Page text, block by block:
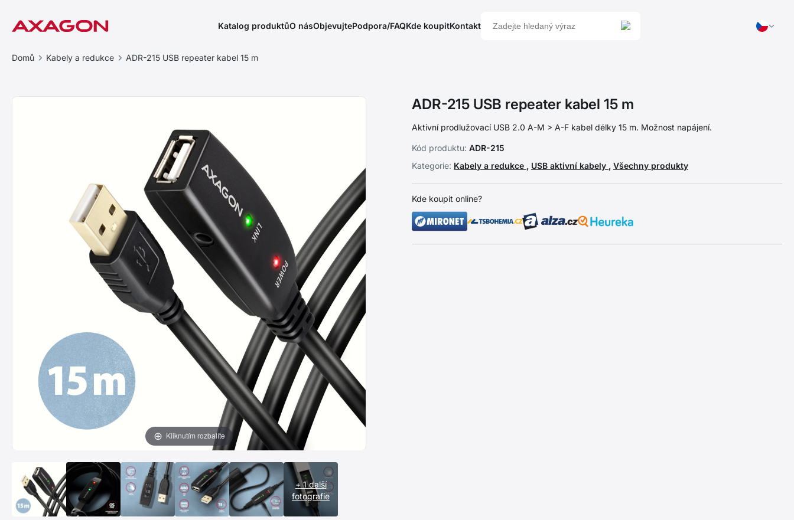
Katalog produktůO násObjevujtePodpora/FAQKde koupitKontakt
Domů Kabely a redukce ADR-215 USB repeater kabel 15 m
Kliknutím rozbalíte
+ 1 další
fotografie
ADR-215 USB repeater kabel 15 m
Aktivní prodlužovací USB 2.0 A-M > A-F kabel délky 15 m. Možnost napájení.
Kód produktu: ADR-215
Kategorie: Kabely a redukce , USB aktivní kabely , Všechny produkty
Kde koupit online?